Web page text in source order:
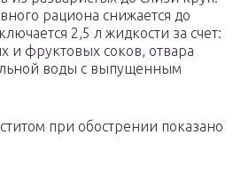
рациона снижается до
2,5 л жидкости за счет:
и фруктовых соков, отвара
воды с выпущенным
при обострении показано